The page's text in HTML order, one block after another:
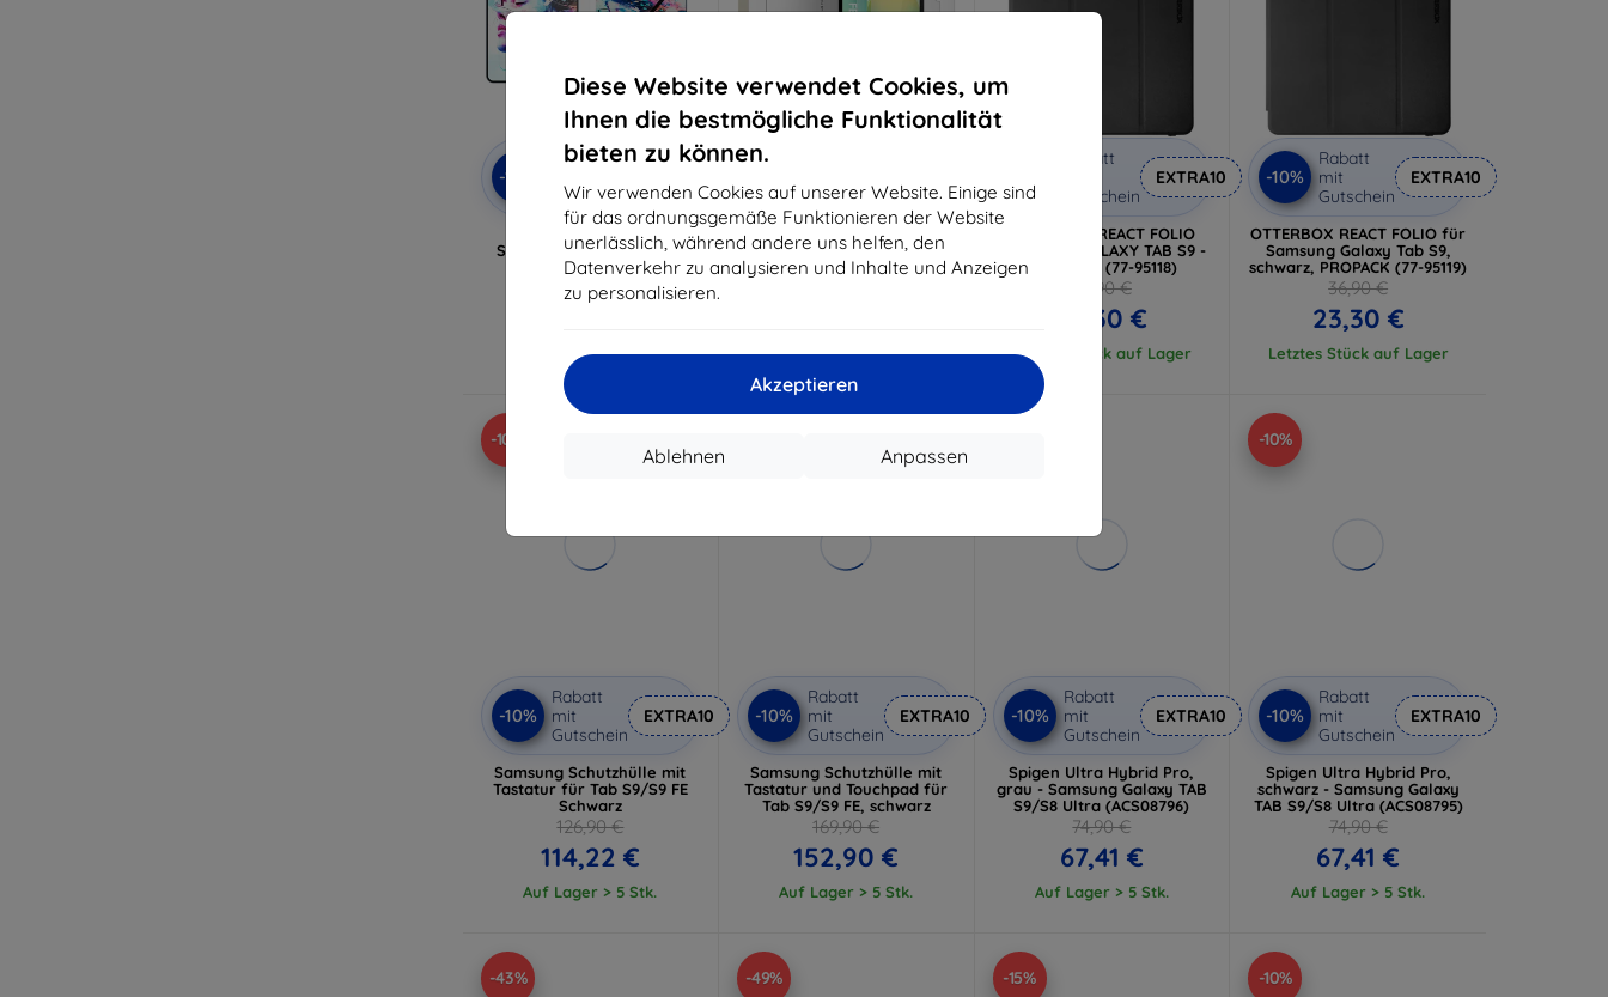
Diese Website verwendet Cookies, um
Ihnen die bestmögliche Funktionalität
bieten zu können.
Wir verwenden Cookies auf unserer Website. Einige sind
für das ordnungsgemäße Funktionieren der Website
unerlässlich, während andere uns helfen, den
Datenverkehr zu analysieren und Inhalte und Anzeigen
zu personalisieren.
Akzeptieren
Anpassen
Ablehnen
-10%
Rabatt
Gutschein
3mk Paper Feeling
Schutzfolie für Samsung
Galaxy Tab S9
22,90 €
Auf Lager > 5 Stk.
Gutschein
TECH-PROTECT Glass Fit+
2er-Pack Schutzglas für
Galaxy Tab S7 / S8 / S9 11.0
/ S9 FE / S10 FE 10.9 klar
Rabatt
Gutschein
EXTRA10
OTTERBOX REACT FOLIO
SAMSUNG/GALAXY TAB S9 -
SCHWARZ (77-95118)
36,90 €
23,30 €
Letztes Stück auf Lager
-10%
Rabatt
mit
Gutschein
EXTRA10
OTTERBOX REACT FOLIO für
Samsung Galaxy Tab S9,
schwarz, PROPACK (77-95119)
36,90 €
23,30 €
Letztes Stück auf Lager
-10%
-10%
Rabatt
mit
Gutschein
EXTRA10
Samsung Schutzhülle mit
Tastatur für Tab S9/S9 FE
Schwarz
126,90 €
114,22 €
Auf Lager > 5 Stk.
-10%
Rabatt
mit
Gutschein
EXTRA10
Samsung Schutzhülle mit
Tastatur und Touchpad für
Tab S9/S9 FE, schwarz
169,90 €
152,90 €
Auf Lager > 5 Stk.
-10%
Rabatt
mit
Gutschein
EXTRA10
Spigen Ultra Hybrid Pro,
grau - Samsung Galaxy TAB
S9/S8 Ultra (ACS08796)
74,90 €
67,41 €
Auf Lager > 5 Stk.
-10%
-10%
Rabatt
mit
Gutschein
EXTRA10
Spigen Ultra Hybrid Pro,
schwarz - Samsung Galaxy
TAB S9/S8 Ultra (ACS08795)
74,90 €
67,41 €
Auf Lager > 5 Stk.
-43% -49% -15% -10%